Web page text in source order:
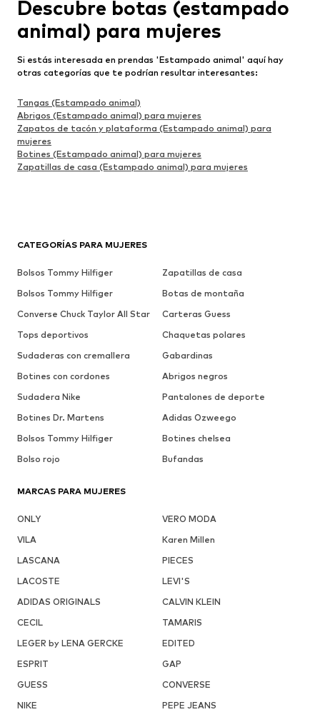
CATEGORÍAS PARA MUJERES
Bolsos Tommy Hilfiger
Zapatillas de casa
Bolsos Tommy Hilfiger
Botas de montaña
Converse Chuck Taylor All Star
Carteras Guess
Tops deportivos
Chaquetas polares
Sudaderas con cremallera
Gabardinas
Botines con cordones
Abrigos negros
Sudadera Nike
Pantalones de deporte
Botines Dr. Martens
Adidas Ozweego
Bolsos Tommy Hilfiger
Botines chelsea
Bolso rojo
Bufandas
MARCAS PARA MUJERES
ONLY
VERO MODA
VILA
Karen Millen
LASCANA
PIECES
LACOSTE
LEVI'S
ADIDAS ORIGINALS
CALVIN KLEIN
CECIL
TAMARIS
LEGER by LENA GERCKE
EDITED
ESPRIT
GAP
GUESS
CONVERSE
NIKE
PEPE JEANS
Descubre botas (estampado
animal) para mujeres
Si estás interesada en prendas 'Estampado animal' aquí hay
otras categorías que te podrían resultar interesantes:
Tangas (Estampado animal)
Abrigos (Estampado animal) para mujeres
Zapatos de tacón y plataforma (Estampado animal) para
mujeres
Botines (Estampado animal) para mujeres
Zapatillas de casa (Estampado animal) para mujeres